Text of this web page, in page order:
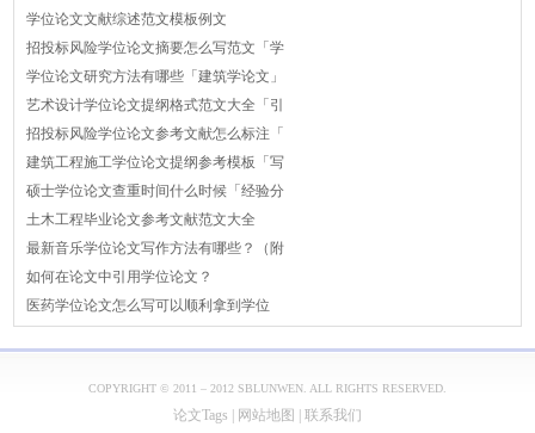
学位论文文献综述范文模板例文
招投标风险学位论文摘要怎么写范文「学
学位论文研究方法有哪些「建筑学论文」
艺术设计学位论文提纲格式范文大全「引
招投标风险学位论文参考文献怎么标注「
建筑工程施工学位论文提纲参考模板「写
硕士学位论文查重时间什么时候「经验分
土木工程毕业论文参考文献范文大全
最新音乐学位论文写作方法有哪些？（附
如何在论文中引用学位论文？
医药学位论文怎么写可以顺利拿到学位
COPYRIGHT © 2011 – 2012 SBLUNWEN. ALL RIGHTS RESERVED.
论文Tags | 网站地图 | 联系我们